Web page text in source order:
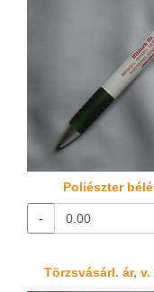
Poliészter
-
Törzsvásárl. ár,